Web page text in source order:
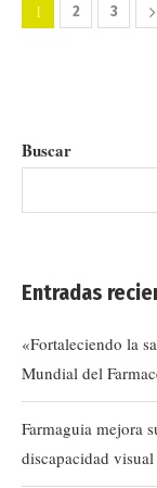
1 2 3
Buscar
Entradas
«Fortaleciendo la
Mundial del
Farmaguia mejora
discapacidad visual